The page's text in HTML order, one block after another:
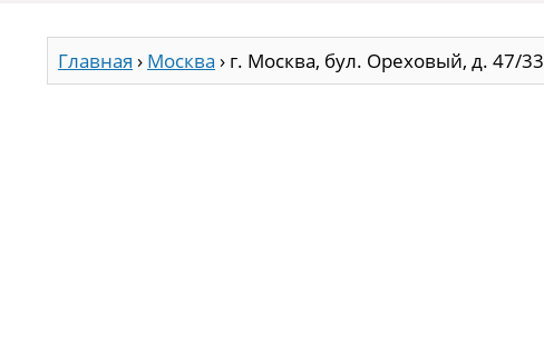
Главная › Москва › г. Москва, бул. Ореховый, д. 47/33